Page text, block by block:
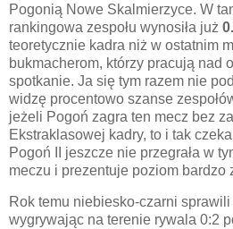
Pogonią Nowe Skalmierzyce. W
rankingowa zespołu wynosiła już
teoretycznie kadra niż w ostatnim
bukmacherom, którzy pracują nad
spotkanie. Ja się tym razem nie
widzę procentowo szanse
jeżeli Pogoń zagra ten mecz bez
Ekstraklasowej kadry, to i tak
Pogoń II jeszcze nie przegrała w
meczu i prezentuje poziom bardzo
Rok temu niebiesko-czarni
wygrywając na terenie rywala 0:2